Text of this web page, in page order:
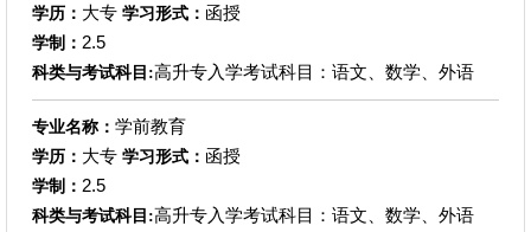
学历： 大专 学习形式： 函授
学制： 2.5
科类与考试科目:高升专入学考试科目：语文、数学、外语
专业名称： 学前教育
学历： 大专 学习形式： 函授
学制： 2.5
科类与考试科目:高升专入学考试科目：语文、数学、外语